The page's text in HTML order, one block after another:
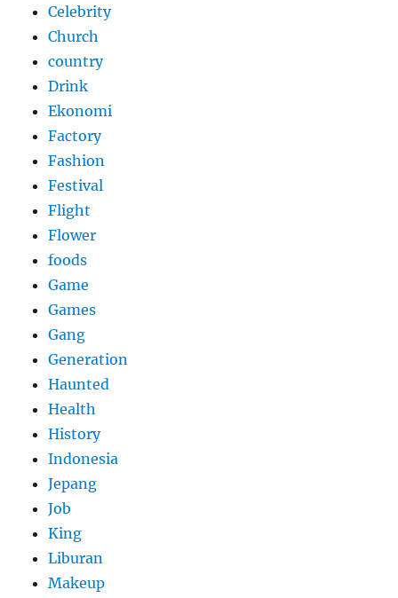
Celebrity
Church
country
Drink
Ekonomi
Factory
Fashion
Festival
Flight
Flower
foods
Game
Games
Gang
Generation
Haunted
Health
History
Indonesia
Jepang
Job
King
Liburan
Makeup